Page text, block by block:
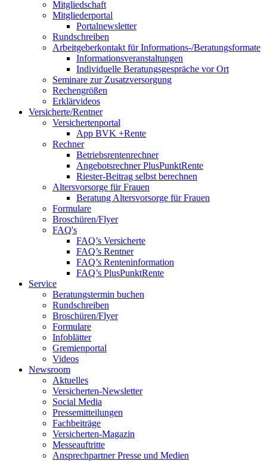
Mitgliedschaft
Mitgliederportal
Portalnewsletter
Rundschreiben
Arbeitgeberkontakt für Informations-/Beratungsformate
Informationsveranstaltungen
Individuelle Beratungsgespräche vor Ort
Seminare zur Zusatzversorgung
Rechengrößen
Erklärvideos
Versicherte/Rentner
Versichertenportal
App BVK +Rente
Rechner
Betriebsrentenrechner
Angebotsrechner PlusPunktRente
Riester-Beitrag selbst berechnen
Altersvorsorge für Frauen
Beratung Altersvorsorge für Frauen
Formulare
Broschüren/Flyer
FAQ's
FAQ’s Versicherte
FAQ’s Rentner
FAQ’s Renteninformation
FAQ’s PlusPunktRente
Service
Beratungstermin buchen
Rundschreiben
Broschüren/Flyer
Formulare
Infoblätter
Gremienportal
Videos
Newsroom
Aktuelles
Versicherten-Newsletter
Social Media
Pressemitteilungen
Fachbeiträge
Versicherten-Magazin
Messeauftritte
Ansprechpartner Presse und Medien